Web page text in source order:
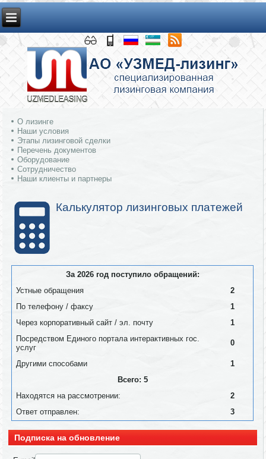
О лизинге
Наши условия
Этапы лизинговой сделки
Перечень документов
Оборудование
Сотрудничество
Наши клиенты и партнеры
Калькулятор лизинговых платежей
За 2026 год поступило обращений:
Устные обращения
2
По телефону / факсу
1
Через корпоративный сайт / эл. почту
1
Посредством Единого портала интерактивных гос.
услуг
0
Другими способами
1
Всего: 5
Находятся на рассмотрении:
2
Ответ отправлен:
3
Подписка на обновление